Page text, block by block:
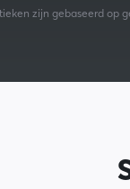
zijn gebaseerd op